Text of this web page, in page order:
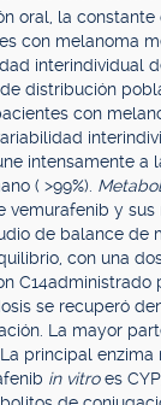
oral, la
con melanoma
interindividual
distribución
con
intensamente a
( >99%).
vemurafenib y
de balance de
con una
C14administrado
se recuperó
La mayor
La principal
in vitroes